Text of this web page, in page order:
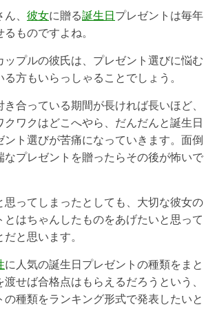
、 彼女に贈る誕生日 プレゼントは毎年
ものですよね。
ップルの彼氏は、プレゼント選びに悩む
方もいらっしゃることでしょう。
合っている期間が長ければ長いほど、
クワクはどこへやら、だんだんと誕生日
ント選びが苦痛になっていきます。面倒
なプレゼントを贈ったらその後が怖いで
思ってしまったとしても、大切な彼女の
とはちゃんしたものをあげたいと思って
と思います。
に人気の誕生日プレゼントの種類をまと
せば合格点はもらえるだろうという、
の種類をランキング形式で発表したいと